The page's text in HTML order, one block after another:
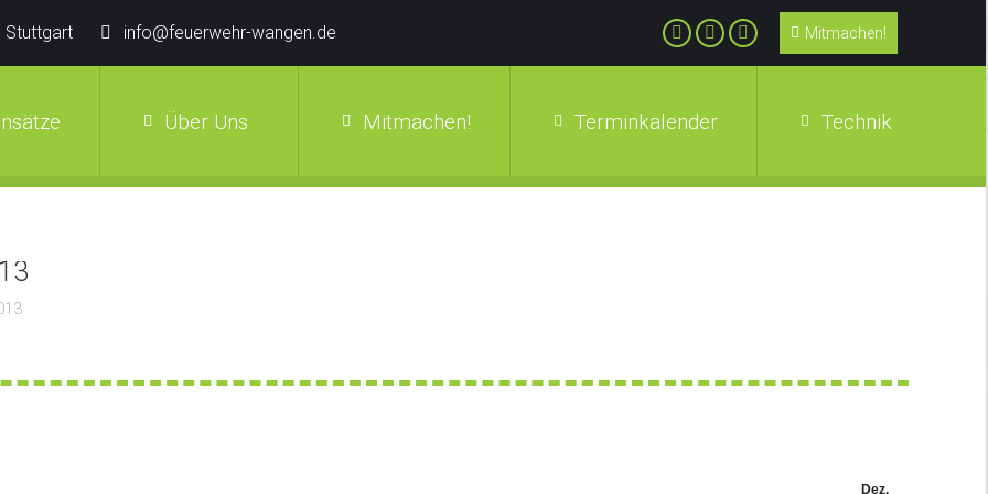
Stuttgart info@feuerwehr-wangen.de Mitmachen!
Über Uns Mitmachen! Terminkalender Technik
Dez.